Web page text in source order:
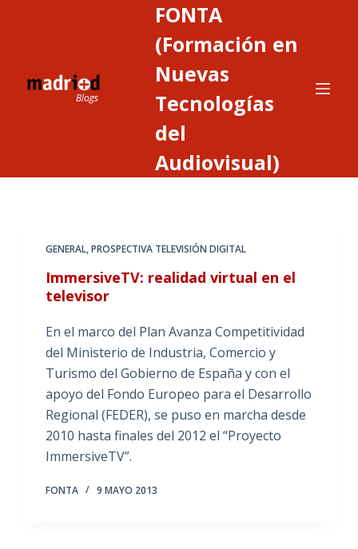
FONTA
(Formación en
Nuevas
Tecnologías
del
Audiovisual)
GENERAL,PROSPECTIVA TELEVISIÓN DIGITAL
ImmersiveTV: realidad virtual en el
televisor
En el marco del Plan Avanza Competitividad
del Ministerio de Industria, Comercio y
Turismo del Gobierno de España y con el
apoyo del Fondo Europeo para el Desarrollo
Regional (FEDER), se puso en marcha desde
2010 hasta finales del 2012 el “Proyecto
ImmersiveTV”.
FONTA 9 MAYO 2013